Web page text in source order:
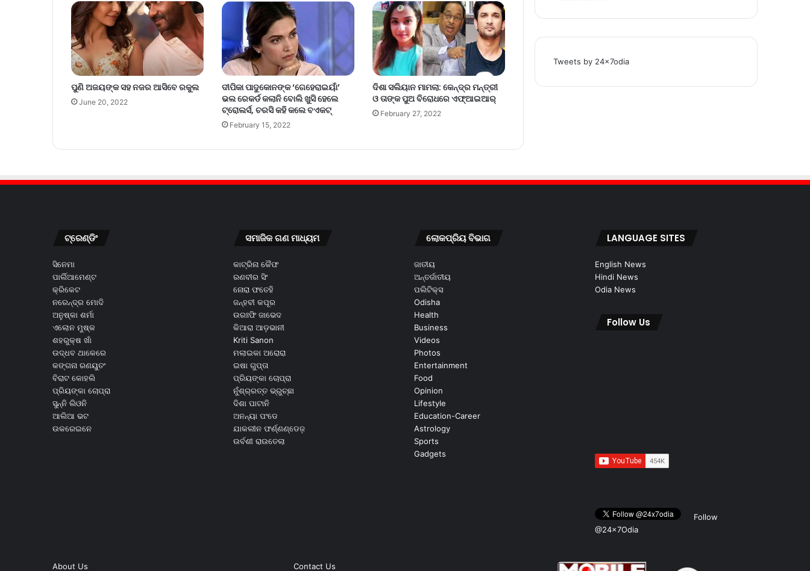
ପୁଣି ଅଜୟଙ୍କ ସହ ନଜର ଆସିବେ ରକୁଲ
June 20, 2022
ଦୀପିକା ପାଦୁକୋନଙ୍କ ‘ଗେହେରାଇୟାଁ’
ଭଲ ରେକର୍ଡ କଲାନି ବୋଲି ଖୁସି ହେଲେ
ଟ୍ରୋଲର୍ସ, ଚରସି କହି କଲେ ବଏକଟ୍
February 15, 2022
ଦିଶା ସଲିୟାନ ମାମଲା: କେନ୍ଦ୍ର ମନ୍ତ୍ରୀ
ଓ ତାଙ୍କ ପୁଅ ବିରୋଧରେ ଏଫ୍‌ଆଇଆର୍‌
February 27, 2022
Tweets by 24x7odia
ଟ୍ରେଣ୍ଡିଂ
ସିନେମା
ପାର୍ଲିଆମେଣ୍ଟ
କ୍ରିକେଟ
ନରେନ୍ଦ୍ର ମୋଦି
ଅନୁଷ୍କା ଶର୍ମା
ଏଲୋନ ମୁଷ୍କ
ଶହରୁକ୍ଷ ଖାଁ
ଉଦ୍ଧବ ଥାକେରେ
କଙ୍ଗନା ରଣୟୁତଂ
ବିରାଟ କୋହଲି
ପ୍ରିୟଙ୍କା ଚୋପ୍ରା
ସୁନ୍ନି ଲିଓନି
ଆଲିଆ ଭଟ
ଉକରେଇନେ
ସମାଜିକ ଗଣ ମାଧ୍ୟମ
କାଟ୍ରିନା କୈଫ
ରଣବୀର ସିଂ
ନୋରା ଫତେହି
ଜନ୍ହବୀ କପୂର
ଉରଃଫି ଜାଭେଦ
କିଆରା ଆଡ଼ଭାନୀ
Kriti Sanon
ମଲାଇକା ଅରୋରା
ଇଷା ଗୁପ୍ତା
ପ୍ରିୟଙ୍କା ଚୋପ୍ରା
ନୁଁଶ୍ର୍ରତ୍ତ ଭ୍ରୁଚ୍ଛା
ଦିଶା ପାଟାନି
ଅନନ୍ୟା ପଂଡେ
ଯାକଲୀନ ଫର୍ଣ୍ଣଣ୍ଡେଜ଼
ଉର୍ବଶୀ ରାଉତେଲା
ଲୋକପ୍ରିୟ ବିଭାଗ
ଜାତୀୟ
ଅନ୍ତର୍ଜାତୀୟ
ପଲିଟିକ୍ସ
Odisha
Health
Business
Videos
Photos
Entertainment
Food
Opinion
Lifestyle
Education-Career
Astrology
Sports
Gadgets
LANGUAGE SITES
English News
Hindi News
Odia News
Follow Us
Follow
@24x7Odia
About Us Contact Us